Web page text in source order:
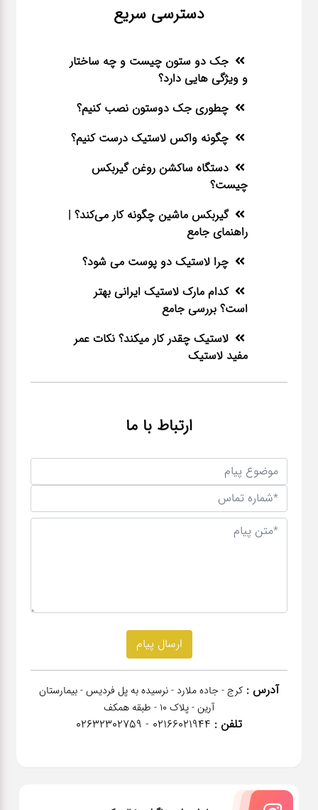
دسترسی سریع
جک دو ستون چیست و چه ساختار
و ویژگی هایی دارد؟
چطوری جک دوستون نصب کنیم؟
چگونه واکس لاستیک درست کنیم؟
دستگاه ساکشن روغن گیربکس
چیست؟
گیربکس ماشین چگونه کار می‌کند؟ |
راهنمای جامع
چرا لاستیک دو پوست می شود؟
کدام مارک لاستیک ایرانی بهتر
است؟ بررسی جامع
لاستیک چقدر کار میکند؟ نکات عمر
مفید لاستیک
ارتباط با ما
آدرس : کرج - جاده ملارد - نرسیده به پل فردیس - بیمارستان
آرین - پلاک 10 - طبقه همکف
تلفن : 02166021944 - 02632302759